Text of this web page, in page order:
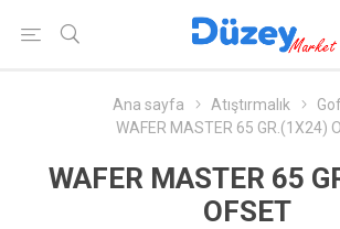
Ana sayfa Atıştırmalık
WAFER MASTER 65 GR.(1X24)
WAFER MASTER 65
OFSET